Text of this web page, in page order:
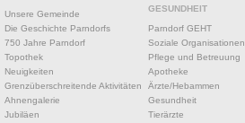
Unsere Gemeinde
Die Geschichte Parndorfs
750 Jahre Parndorf
Topothek
Neuigkeiten
Grenzüberschreitende Aktivitäten
Ahnengalerie
Jubiläen
GESUNDHEIT
Parndorf GEHT
Soziale Organisationen
Pflege und Betreuung
Apotheke
Ärzte/Hebammen
Gesundheit
Tierärzte